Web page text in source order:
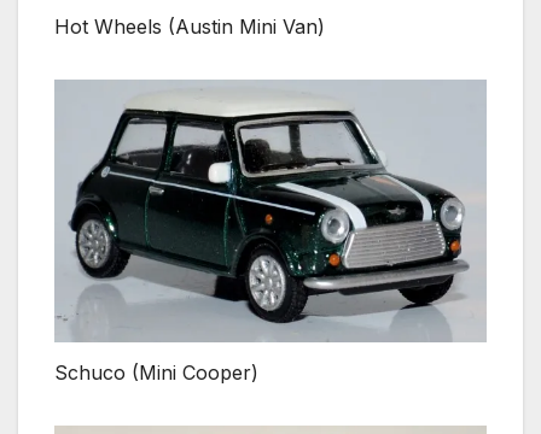
Hot Wheels (Austin Mini Van)
Schuco (Mini Cooper)